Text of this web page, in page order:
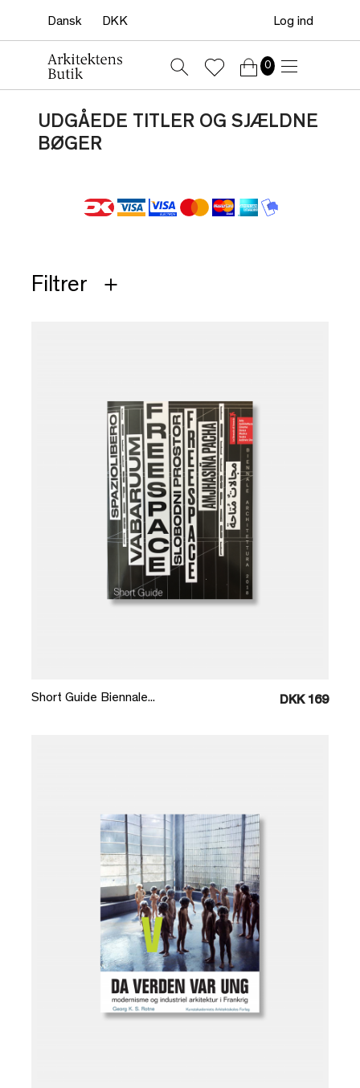
Log ind
0
UDGÅEDE TITLER OG SJÆLDNE
BØGER
Filtrer
Short Guide Biennale... DKK 169